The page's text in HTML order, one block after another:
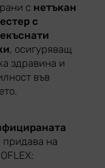
с нетъкан
с
, осигуряващ
здравина и
във
придава на